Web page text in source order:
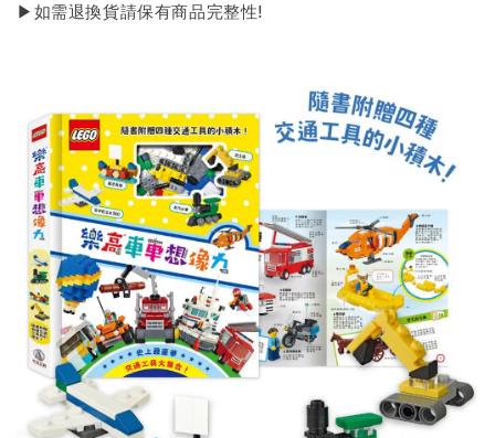
▶如需退換貨請保有商品完整性!